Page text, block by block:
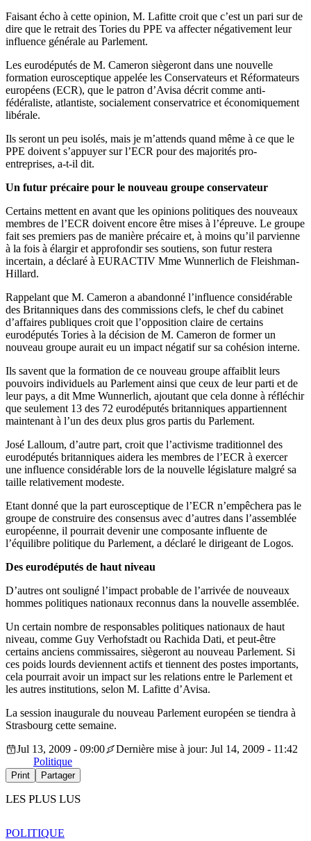
Faisant écho à cette opinion, M. Lafitte croit que c’est un pari sur de
dire que le retrait des Tories du PPE va affecter négativement leur
influence générale au Parlement.
Les eurodéputés de M. Cameron siègeront dans une nouvelle
formation eurosceptique appelée les Conservateurs et Réformateurs
européens (ECR), que le patron d’Avisa décrit comme anti-
fédéraliste, atlantiste, socialement conservatrice et économiquement
libérale.
Ils seront un peu isolés, mais je m’attends quand même à ce que le
PPE doivent s’appuyer sur l’ECR pour des majorités pro-
entreprises, a-t-il dit.
Un futur précaire pour le nouveau groupe conservateur
Certains mettent en avant que les opinions politiques des nouveaux
membres de l’ECR doivent encore être mises à l’épreuve. Le groupe
fait ses premiers pas de manière précaire et, à moins qu’il parvienne
à la fois à élargir et approfondir ses soutiens, son futur restera
incertain, a déclaré à EURACTIV Mme Wunnerlich de Fleishman-
Hillard.
Rappelant que M. Cameron a abandonné l’influence considérable
des Britanniques dans des commissions clefs, le chef du cabinet
d’affaires publiques croit que l’opposition claire de certains
eurodéputés Tories à la décision de M. Cameron de former un
nouveau groupe aurait eu un impact négatif sur sa cohésion interne.
Ils savent que la formation de ce nouveau groupe affaiblit leurs
pouvoirs individuels au Parlement ainsi que ceux de leur parti et de
leur pays, a dit Mme Wunnerlich, ajoutant que cela donne à réfléchir
que seulement 13 des 72 eurodéputés britanniques appartiennent
maintenant à l’un des deux plus gros partis du Parlement.
José Lalloum, d’autre part, croit que l’activisme traditionnel des
eurodéputés britanniques aidera les membres de l’ECR à exercer
une influence considérable lors de la nouvelle législature malgré sa
taille relativement modeste.
Etant donné que la part eurosceptique de l’ECR n’empêchera pas le
groupe de construire des consensus avec d’autres dans l’assemblée
européenne, il pourrait devenir une composante influente de
l’équilibre politique du Parlement, a déclaré le dirigeant de Logos.
Des eurodéputés de haut niveau
D’autres ont souligné l’impact probable de l’arrivée de nouveaux
hommes politiques nationaux reconnus dans la nouvelle assemblée.
Un certain nombre de responsables politiques nationaux de haut
niveau, comme Guy Verhofstadt ou Rachida Dati, et peut-être
certains anciens commissaires, siègeront au nouveau Parlement. Si
ces poids lourds deviennent actifs et tiennent des postes importants,
cela pourrait avoir un impact sur les relations entre le Parlement et
les autres institutions, selon M. Lafitte d’Avisa.
La session inaugurale du nouveau Parlement européen se tiendra à
Strasbourg cette semaine.
Jul 13, 2009 - 09:00
Dernière mise à jour: Jul 14, 2009 - 11:42
Politique
Print Partager
LES PLUS LUS
POLITIQUE